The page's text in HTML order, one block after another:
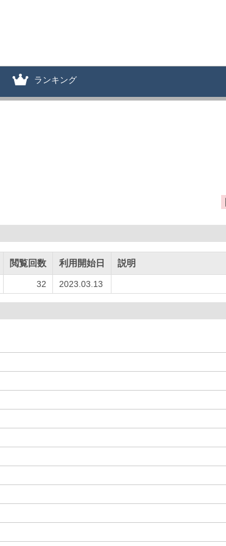
ランキング
閲覧回数 利用開始日 説明
32 2023.03.13